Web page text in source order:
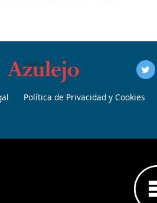
Política de Privacidad y Cookies